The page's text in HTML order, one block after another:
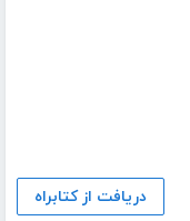
دریافت از کتابراه